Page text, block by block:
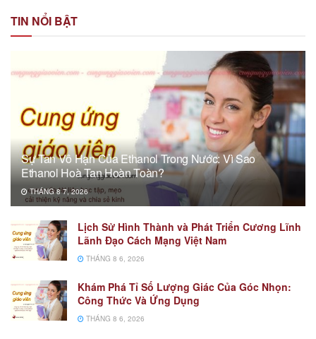
TIN NỔI BẬT
Sự Tan Vô Hạn Của Ethanol Trong Nước: Vì Sao
Ethanol Hoà Tan Hoàn Toàn?
THÁNG 8 7, 2026
Lịch Sử Hình Thành và Phát Triển Cương Lĩnh
Lãnh Đạo Cách Mạng Việt Nam
THÁNG 8 6, 2026
Khám Phá Tỉ Số Lượng Giác Của Góc Nhọn:
Công Thức Và Ứng Dụng
THÁNG 8 6, 2026